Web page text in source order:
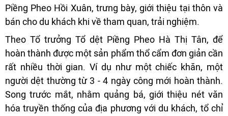
Piềng Pheo Hồi Xuân, trưng bày, giới thiệu tại thôn và
bán cho du khách khi về tham quan, trải nghiệm.
Theo Tổ trưởng Tổ dệt Piềng Pheo Hà Thị Tân, để
hoàn thành được một sản phẩm thổ cẩm đơn giản cần
rất nhiều thời gian. Ví dụ như một chiếc khăn, một
người dệt thường từ 3 - 4 ngày công mới hoàn thành.
Song trước mắt, nhằm quảng bá, giới thiệu nét văn
hóa truyền thống của địa phương với du khách, tổ chỉ